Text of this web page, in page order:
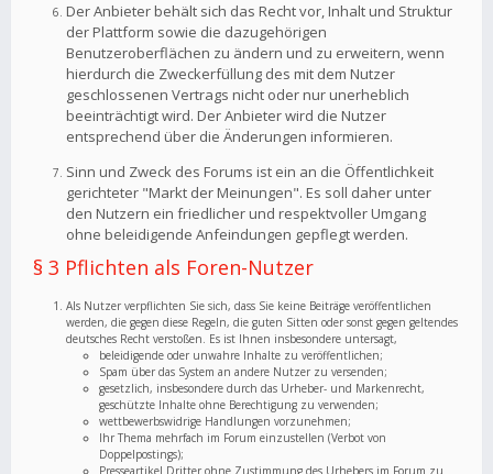
Der Anbieter behält sich das Recht vor, Inhalt und Struktur
der Plattform sowie die dazugehörigen
Benutzeroberflächen zu ändern und zu erweitern, wenn
hierdurch die Zweckerfüllung des mit dem Nutzer
geschlossenen Vertrags nicht oder nur unerheblich
beeinträchtigt wird. Der Anbieter wird die Nutzer
entsprechend über die Änderungen informieren.
Sinn und Zweck des Forums ist ein an die Öffentlichkeit
gerichteter "Markt der Meinungen". Es soll daher unter
den Nutzern ein friedlicher und respektvoller Umgang
ohne beleidigende Anfeindungen gepflegt werden.
§ 3 Pflichten als Foren-Nutzer
Als Nutzer verpflichten Sie sich, dass Sie keine Beiträge veröffentlichen
werden, die gegen diese Regeln, die guten Sitten oder sonst gegen geltendes
deutsches Recht verstoßen. Es ist Ihnen insbesondere untersagt,
beleidigende oder unwahre Inhalte zu veröffentlichen;
Spam über das System an andere Nutzer zu versenden;
gesetzlich, insbesondere durch das Urheber- und Markenrecht,
geschützte Inhalte ohne Berechtigung zu verwenden;
wettbewerbswidrige Handlungen vorzunehmen;
Ihr Thema mehrfach im Forum einzustellen (Verbot von
Doppelpostings);
Presseartikel Dritter ohne Zustimmung des Urhebers im Forum zu